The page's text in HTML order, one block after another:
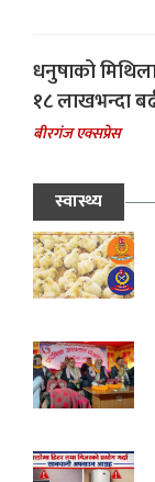
धनुषाको
१८ लाखभन्दा
बीरगंज एक्सप्रेस
स्वास्थ्य